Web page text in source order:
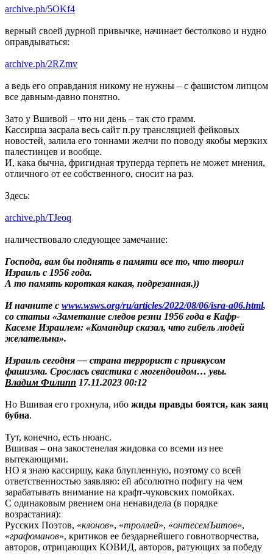
archive.ph/5OKf4
верный своей дурной привычке, начинает бестолково и нудно
оправдываться:
archive.ph/2RZmv
а ведь его оправдания никому не нужны – с фашистом липцом
все давным-давно понятно.
Зато у Вшивой – что ни день – так сто грамм.
Кассирша засрала весь сайт п.ру трансляцией фейковых
новостей, залила его тоннами желчи по поводу якобы мерзких
палестинцев и вообще.
И, кака бычна, фригидная труперда терпеть не может мнения,
отличного от ее собственного, сносит на раз.
Здесь:
archive.ph/TJeoq
наличествовало следующее замечание:
Господа, вам бы поднять в памяти все то, что творил
Израиль с 1956 года.
А то память короткая какая, подрезанная.))
И начните с www.wsws.org/ru/articles/2022/08/06/isra-a06.html,
со статьи «Заметание следов резни 1956 года в Кафр-
Касеме Израилем: «Командир сказал, что гибель людей
желательна».
Израиль сегодня — страна террорист с привкусом
фашизма. Срослась свастика с могендоидом… увы.
Владим Филипп 17.11.2023 00:12
Но Вшивая его грохнула, ибо жиды правды боятся, как заяц
бубна.
Тут, конечно, есть нюанс.
Вшивая – она закостенелая жидовка со всеми из нее
вытекающими.
НО я знаю кассиршу, кака блупленную, поэтому со всей
ответственностью заявляю: ей абсолютно пофигу на чем
зарабатывать внимание на крафт-чуковских помойках.
С одинаковым рвением она ненавидела (в порядке
возрастания):
Русских Поэтов, «клонов», «троллей», «онтесемЪитов»,
«графоманов», критиков ее бездарнейшего говнотворчества,
авторов, отрицающих КОВИД, авторов, ратующих за победу